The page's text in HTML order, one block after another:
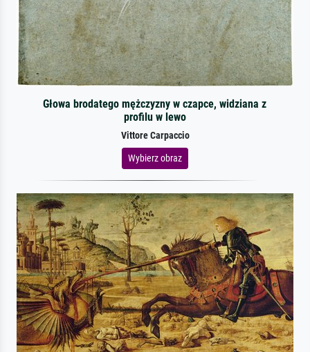
Głowa brodatego mężczyzny w czapce, widziana z
profilu w lewo
Vittore Carpaccio
Wybierz obraz